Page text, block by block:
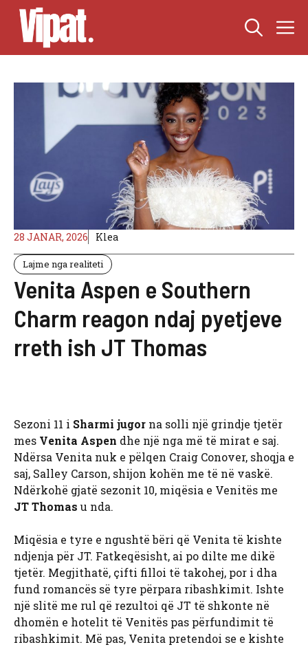
Skip
content
28 JANAR, 2026 Klea
Lajme nga realiteti
Venita Aspen e Southern
Charm reagon ndaj pyetjeve
rreth ish JT Thomas
Sezoni 11 i Sharmi jugor na solli një grindje tjetër
mes Venita Aspen dhe një nga më të mirat e saj.
Ndërsa Venita nuk e pëlqen Craig Conover, shoqja e
saj, Salley Carson, shijon kohën me të në vaskë.
Ndërkohë gjatë sezonit 10, miqësia e Venitës me
JT Thomas u nda.
Miqësia e tyre e ngushtë bëri që Venita të kishte
ndjenja për JT. Fatkeqësisht, ai po dilte me dikë
tjetër. Megjithatë, çifti filloi të takohej, por i dha
fund romancës së tyre përpara ribashkimit. Ishte
një slitë me rul që rezultoi që JT të shkonte në
dhomën e hotelit të Venitës pas përfundimit të
ribashkimit. Më pas, Venita pretendoi se e kishte